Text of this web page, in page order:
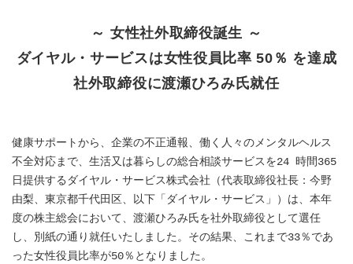
～ 女性社外取締役誕生 ～
ダイヤル・サービスは女性役員比率 50％ を達成
社外取締役に渡瀬ひろみ氏就任
健康サポートから、企業の不正通報、働く人々のメンタルヘルス
不全対応まで、生活又は暮らしの総合相談サービスを24 時間365
日提供するダイヤル・サービス株式会社（代表取締役社長：今野
由梨、東京都千代田区、以下「ダイヤル・サービス」）は、本年
度の株主総会において、渡瀬ひろみ氏を社外取締役として選任
し、別紙の通り就任いたしました。その結果、これまで33％であ
った女性役員比率が50％となりました。